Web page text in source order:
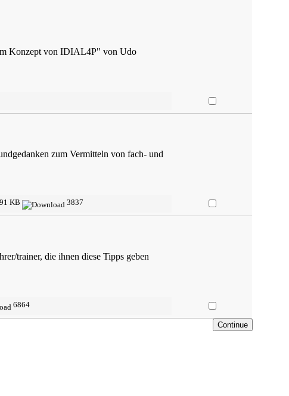
Konzept von IDIAL4P" von Udo
zum Vermitteln von fach- und
KB 3837
trainer, die ihnen diese Tipps geben
6864